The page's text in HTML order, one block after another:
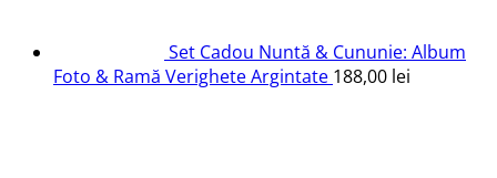
Set Cadou Nuntă & Cununie: Album
Foto & Ramă Verighete Argintate 188,00 lei